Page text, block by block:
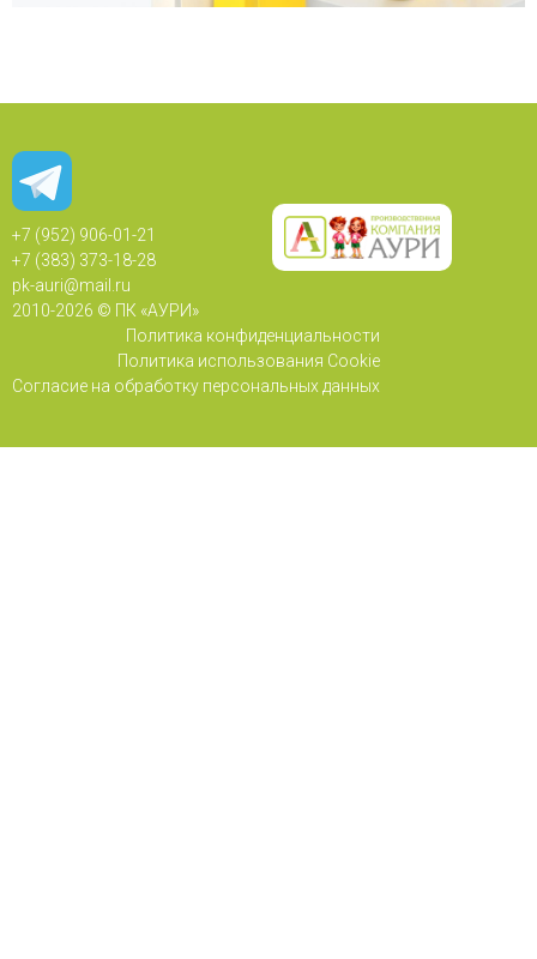
+7 (952) 906-01-21
+7 (383) 373-18-28
pk-auri@mail.ru
2010-2026 © ПК «АУРИ»
Политика конфиденциальности
Политика использования Cookie
Согласие на обработку персональных данных